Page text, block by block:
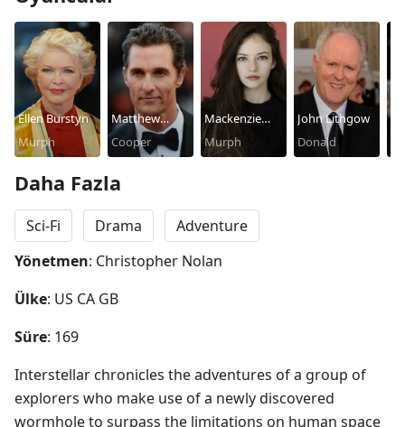
Ellen Burstyn
Murph
Matthew
McConaughey
Cooper
Mackenzie
Foy
Murph
John Lithgow
Donald
Daha Fazla
Sci-Fi Drama
Adventure
Yönetmen: Christopher Nolan
Ülke: US CA GB
Süre: 169
Interstellar chronicles the adventures of a group of
explorers who make use of a newly discovered
wormhole to surpass the limitations on human space